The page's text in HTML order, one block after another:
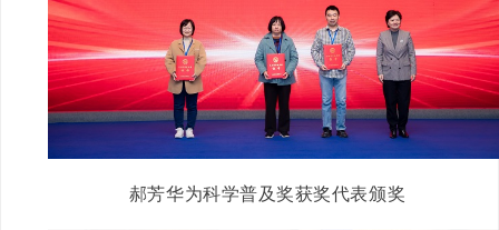
郝芳华为科学普及奖获奖代表颁奖